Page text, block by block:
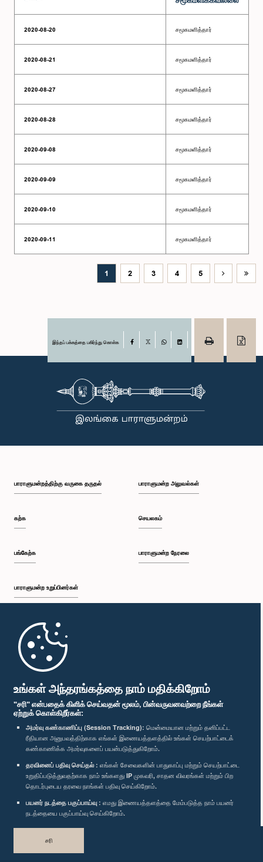
உங்கள் அந்தரங்கத்தை நாம் மதிக்கிறோம்
"சரி" என்பதைக் கிளிக் செய்வதன் மூலம், பின்வருவனவற்றை நீங்கள்
ஏற்றுக் கொள்கிறீர்கள்:
அமர்வு கண்காணிப்பு (Session Tracking): மென்மையான மற்றும் தனிப்பட்ட
ரீதியான அனுபவத்திற்காக எங்கள் இணையத்தளத்தில் உங்கள் செயற்பாட்டைக்
கண்காணிக்க அமர்வுகளைப் பயன்படுத்துகிறோம்.
தரவினைப் பதிவு செய்தல் : எங்கள் சேவைகளின் பாதுகாப்பு மற்றும் செயற்பாட்டை
உறுதிப்படுத்துவதற்காக நாம் உங்களது IP முகவரி, சாதன விவரங்கள் மற்றும் பிற
தொடர்புடைய தரவை நாங்கள் பதிவு செய்கிறோம்.
பயனர் நடத்தை பகுப்பாய்வு : எமது இணையத்தளத்தை மேம்படுத்த நாம் பயனர்
நடத்தையை பகுப்பாய்வு செய்கிறோம்.
சரி
2020-08-20 சமூகமளித்தார்
2020-08-21 சமூகமளித்தார்
2020-08-27 சமூகமளித்தார்
2020-08-28 சமூகமளித்தார்
2020-09-08 சமூகமளித்தார்
2020-09-09 சமூகமளித்தார்
2020-09-10 சமூகமளித்தார்
2020-09-11 சமூகமளித்தார்
1 2 3 4 5
இந்தப் பக்கத்தை பகிர்ந்து கொள்க Facebook
பாராளுமன்றத்திற்கு வருகை தருதல்
கற்க
பங்கேற்க
பாராளுமன்ற உறுப்பினர்கள்
முதற்பக்கம்
பாராளுமன்ற அலுவல்கள்
செயலகம்
பாராளுமன்ற நேரலை
பாராளுமன்ற கையடக்க செயலி
எம்மை பின்தொடர்க :
விருதுகள்
தனியுரிமைக் கொள்கை